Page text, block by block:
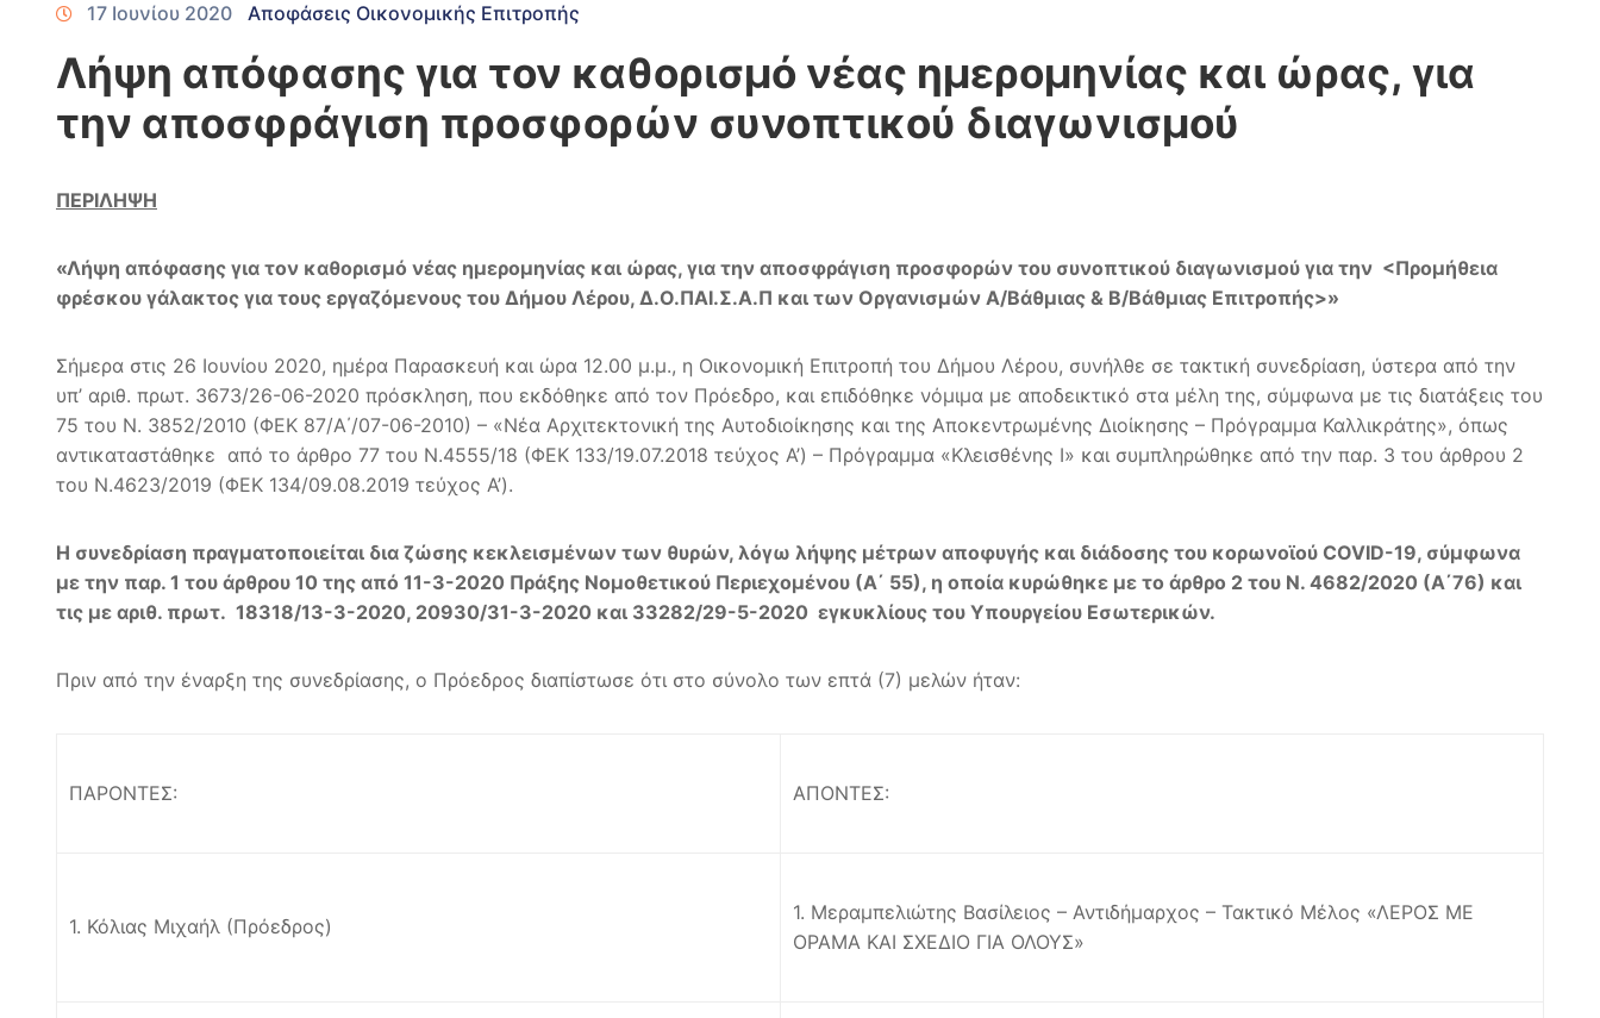
17 Ιουνίου 2020 Αποφάσεις Οικονομικής Επιτροπής
Λήψη απόφασης για τον καθορισμό νέας ημερομηνίας και ώρας, για
την αποσφράγιση προσφορών συνοπτικού διαγωνισμού
ΠΕΡΙΛΗΨΗ
«Λήψη απόφασης για τον καθορισμό νέας ημερομηνίας και ώρας, για την αποσφράγιση προσφορών του συνοπτικού διαγωνισμού για την <Προμήθεια
φρέσκου γάλακτος για τους εργαζόμενους του Δήμου Λέρου, Δ.Ο.ΠΑΙ.Σ.Α.Π και των Οργανισμών Α/Βάθμιας & Β/Βάθμιας Επιτροπής>»
Σήμερα στις 26 Ιουνίου 2020, ημέρα Παρασκευή και ώρα 12.00 μ.μ., η Οικονομική Επιτροπή του Δήμου Λέρου, συνήλθε σε τακτική συνεδρίαση, ύστερα από την
υπ’ αριθ. πρωτ. 3673/26-06-2020 πρόσκληση, που εκδόθηκε από τον Πρόεδρο, και επιδόθηκε νόμιμα με αποδεικτικό στα μέλη της, σύμφωνα με τις διατάξεις του
75 του Ν. 3852/2010 (ΦΕΚ 87/Α΄/07-06-2010) – «Νέα Αρχιτεκτονική της Αυτοδιοίκησης και της Αποκεντρωμένης Διοίκησης – Πρόγραμμα Καλλικράτης», όπως
αντικαταστάθηκε από το άρθρο 77 του Ν.4555/18 (ΦΕΚ 133/19.07.2018 τεύχος Α’) – Πρόγραμμα «Κλεισθένης Ι» και συμπληρώθηκε από την παρ. 3 του άρθρου 2
του Ν.4623/2019 (ΦΕΚ 134/09.08.2019 τεύχος Α’).
Η συνεδρίαση πραγματοποιείται δια ζώσης κεκλεισμένων των θυρών, λόγω λήψης μέτρων αποφυγής και διάδοσης του κορωνοϊού COVID-19, σύμφωνα
με την παρ. 1 του άρθρου 10 της από 11-3-2020 Πράξης Νομοθετικού Περιεχομένου (Α΄ 55), η οποία κυρώθηκε με το άρθρο 2 του Ν. 4682/2020 (Α΄76) και
τις με αριθ. πρωτ. 18318/13-3-2020, 20930/31-3-2020 και 33282/29-5-2020 εγκυκλίους του Υπουργείου Εσωτερικών.
Πριν από την έναρξη της συνεδρίασης, ο Πρόεδρος διαπίστωσε ότι στο σύνολο των επτά (7) μελών ήταν:
ΠΑΡΟΝΤΕΣ: ΑΠΟΝΤΕΣ:
1. Κόλιας Μιχαήλ (Πρόεδρος)
1. Μεραμπελιώτης Βασίλειος – Αντιδήμαρχος – Τακτικό Μέλος «ΛΕΡΟΣ ΜΕ
ΟΡΑΜΑ ΚΑΙ ΣΧΕΔΙΟ ΓΙΑ ΟΛΟΥΣ»